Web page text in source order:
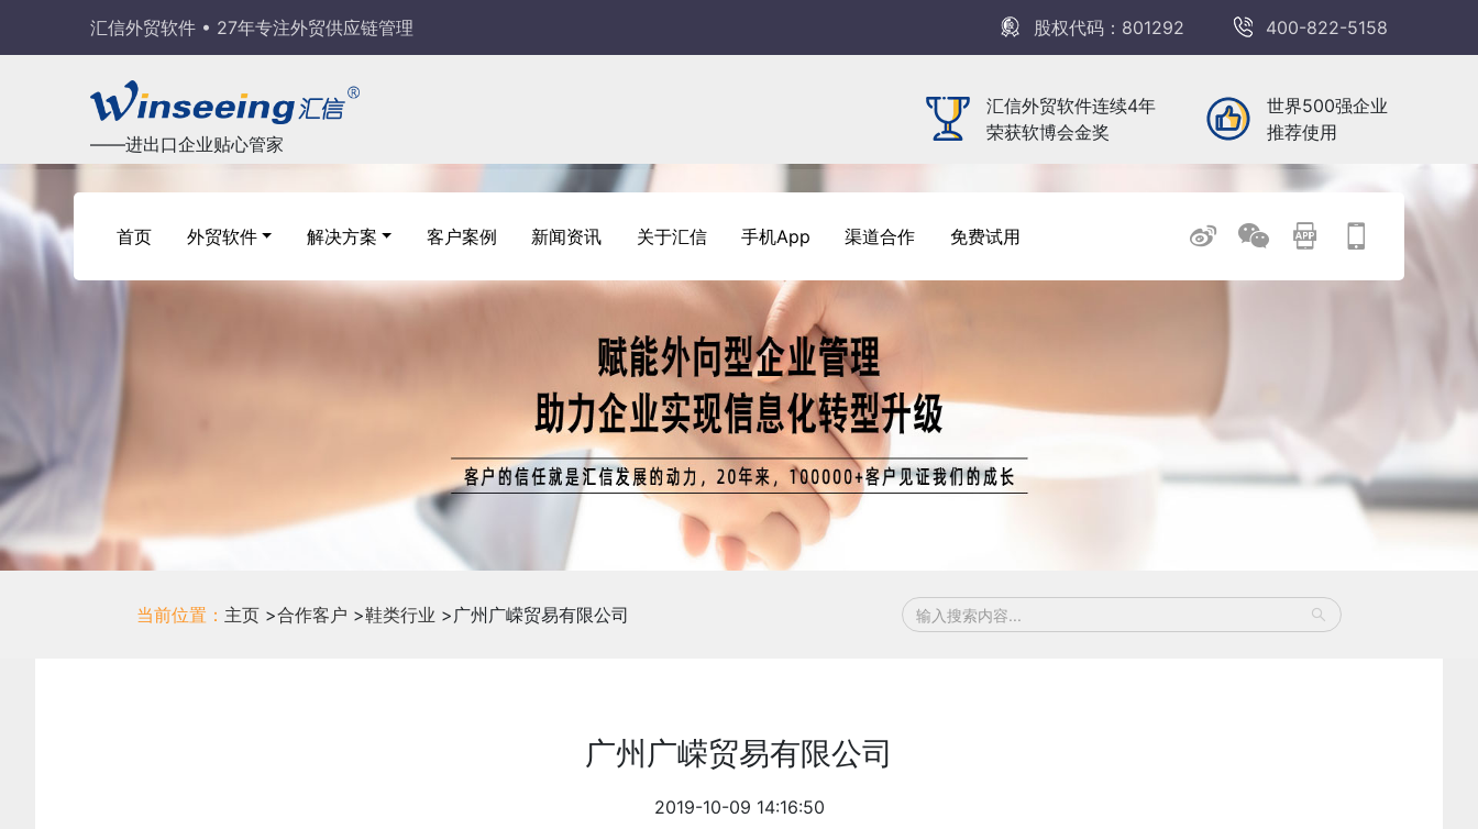
汇信外贸软件 • 27年专注外贸供应链管理 股权代码：801292 400-822-5158
——进出口企业贴心管家
汇信外贸软件连续4年
荣获软博会金奖
世界500强企业
推荐使用
首页 外贸软件 解决方案 客户案例 新闻资讯 关于汇信 手机App 渠道合作 免费试用
当前位置： 主页 >合作客户 >鞋类行业 >广州广嵘贸易有限公司
广州广嵘贸易有限公司
2019-10-09 14:16:50